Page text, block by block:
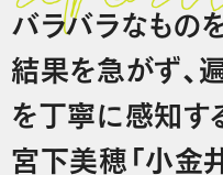
バラバラなもの
結果を急がず、
を丁寧に感知
宮下美穂「小金